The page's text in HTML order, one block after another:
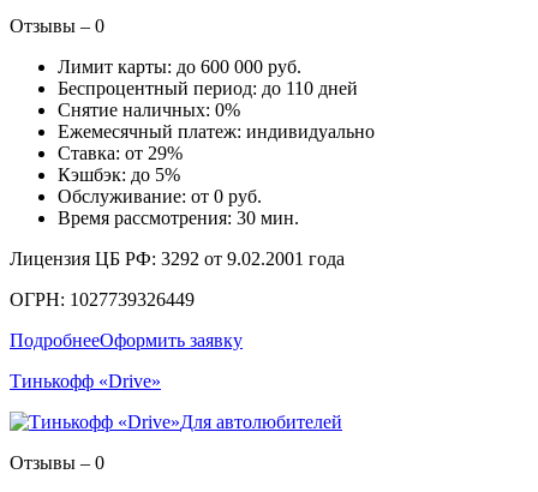
Отзывы – 0
Лимит карты: до 600 000 руб.
Беспроцентный период: до 110 дней
Снятие наличных: 0%
Ежемесячный платеж: индивидуально
Ставка: от 29%
Кэшбэк: до 5%
Обслуживание: от 0 руб.
Время рассмотрения: 30 мин.
Лицензия ЦБ РФ: 3292 от 9.02.2001 года
ОГРН: 1027739326449
ПодробнееОформить заявку
Тинькофф «Drive»
Для автолюбителей
Отзывы – 0